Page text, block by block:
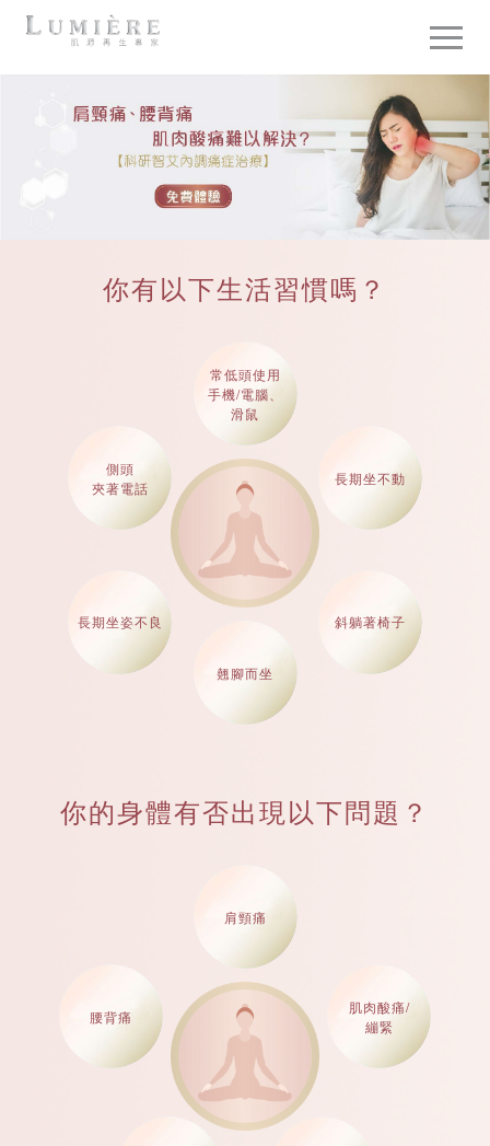
你有以下生活習慣嗎？
長期坐不動
斜躺著椅子
翹腳而坐
長期坐姿不良
側頭
夾著電話
常低頭使用
手機/電腦、
滑鼠
你的身體有否出現以下問題？
肩頸痛
肌肉酸痛/
繃緊
腰背痛